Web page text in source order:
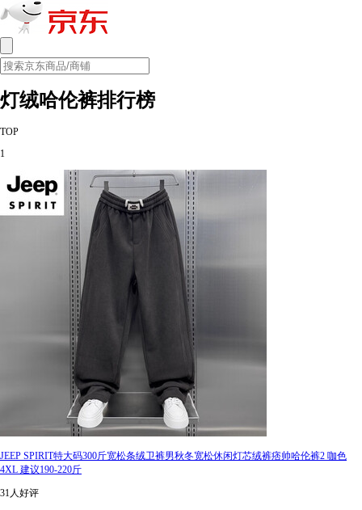
灯绒哈伦裤排行榜
TOP
1
JEEP SPIRIT特大码300斤宽松条绒卫裤男秋冬宽松休闲灯芯绒裤痞帅哈伦裤2 咖色
4XL 建议190-220斤
31人好评